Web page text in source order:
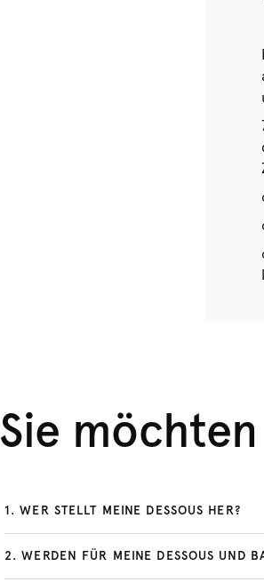
Sie
1.WER STELLT MEINE DESSOUS HER?
2.WERDEN FÜR MEINE DESSOUS UND